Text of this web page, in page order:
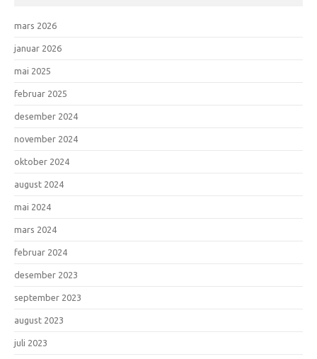
mars 2026
januar 2026
mai 2025
februar 2025
desember 2024
november 2024
oktober 2024
august 2024
mai 2024
mars 2024
februar 2024
desember 2023
september 2023
august 2023
juli 2023